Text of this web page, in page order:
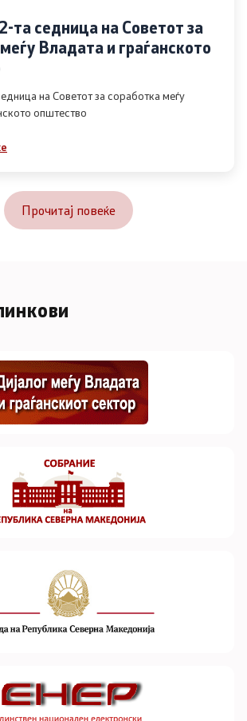
та седница на Советот за
Владата и граѓанското
на Советот за соработка меѓу
општество
Прочитај повеќе